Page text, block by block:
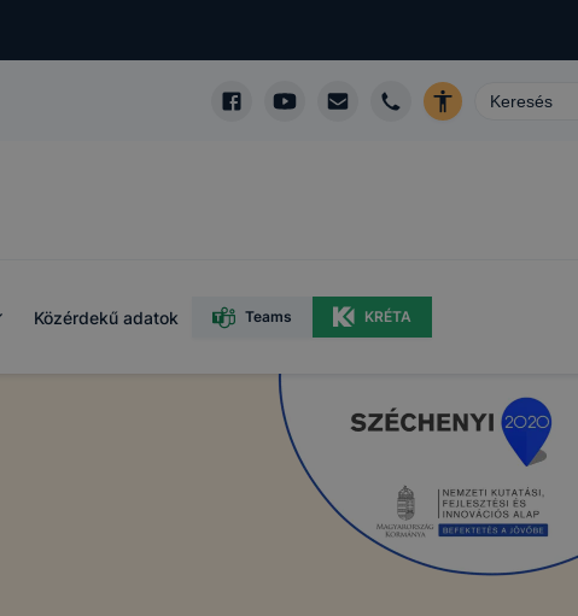
Közérdekű adatok Teams KRÉTA